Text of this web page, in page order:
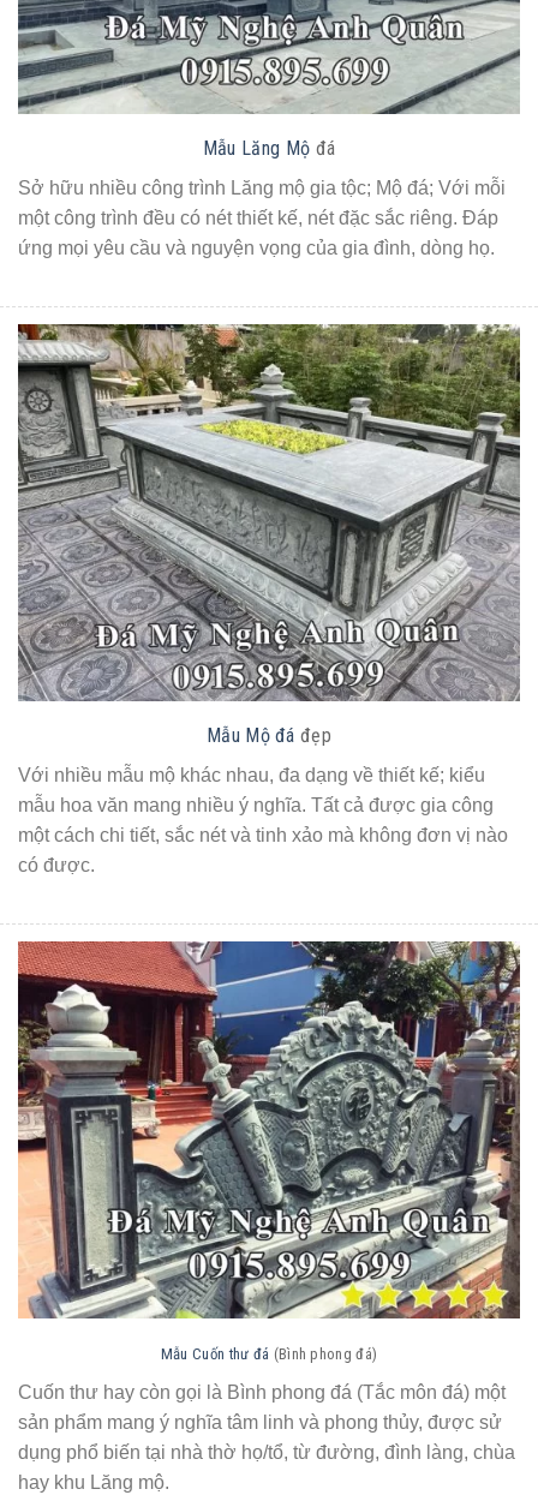
Mẫu Lăng Mộ đá
Sở hữu nhiều công trình Lăng mộ gia tộc; Mộ đá; Với mỗi
một công trình đều có nét thiết kế, nét đặc sắc riêng. Đáp
ứng mọi yêu cầu và nguyện vọng của gia đình, dòng họ.
Mẫu Mộ đá đẹp
Với nhiều mẫu mộ khác nhau, đa dạng về thiết kế; kiểu
mẫu hoa văn mang nhiều ý nghĩa. Tất cả được gia công
một cách chi tiết, sắc nét và tinh xảo mà không đơn vị nào
có được.
Mẫu Cuốn thư đá (Bình phong đá)
Cuốn thư hay còn gọi là Bình phong đá (Tắc môn đá) một
sản phẩm mang ý nghĩa tâm linh và phong thủy, được sử
dụng phổ biến tại nhà thờ họ/tổ, từ đường, đình làng, chùa
hay khu Lăng mộ.